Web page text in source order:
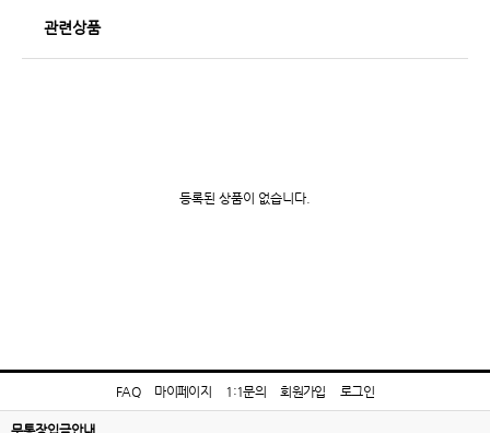
관련상품
등록된 상품이 없습니다.
FAQ 마이페이지 1:1문의 회원가입 로그인